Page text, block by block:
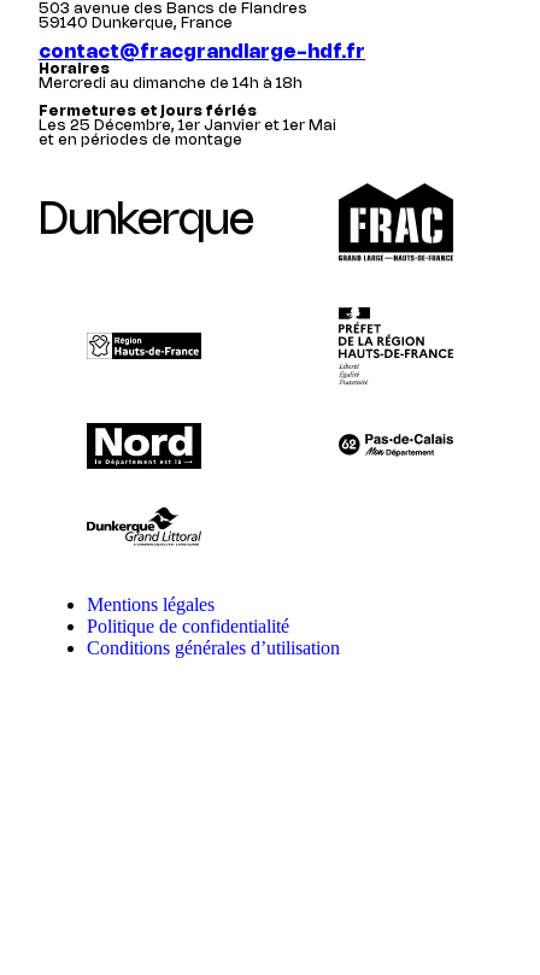
503 avenue des Bancs de Flandres
59140 Dunkerque, France
contact@fracgrandlarge-hdf.fr
Horaires
Mercredi au dimanche de 14h à 18h
Fermetures et jours fériés
Les 25 Décembre, 1er Janvier et 1er Mai
et en périodes de montage
Dunkerque
Mentions légales
Politique de confidentialité
Conditions générales d’utilisation